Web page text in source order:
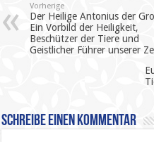
Vorherige
Der Heilige Antonius der
Ein Vorbild der Heiligkeit,
Beschützer der Tiere und
Geistlicher Führer unserer
Schreibe einen Kommentar